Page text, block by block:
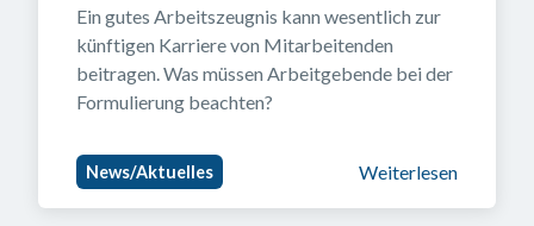
Ein gutes Arbeitszeugnis kann wesentlich zur
künftigen Karriere von Mitarbeitenden
beitragen. Was müssen Arbeitgebende bei der
Formulierung beachten?
News/Aktuelles Weiterlesen